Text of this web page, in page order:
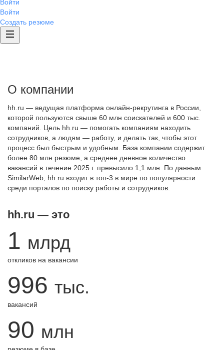
Войти
Создать резюме
О компании
hh.ru — ведущая платформа онлайн-рекрутинга в России,
которой пользуются свыше 60 млн соискателей и 600 тыс.
компаний. Цель hh.ru — помогать компаниям находить
сотрудников, а людям — работу, и делать так, чтобы этот
процесс был быстрым и удобным. База компании содержит
более 80 млн резюме, а среднее дневное количество
вакансий в течение 2025 г. превысило 1,1 млн. По данным
SimilarWeb, hh.ru входит в топ-3 в мире по популярности
среди порталов по поиску работы и сотрудников.
hh.ru — это
1 млрд
откликов на вакансии
996 тыс.
вакансий
90 млн